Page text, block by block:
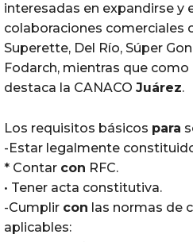
interesadas en expandirse y
colaboraciones comerciales
Superette, Del Río, Súper
Fodarch, mientras que
destaca la CANACO Juárez.
Los requisitos básicos para
-Estar legalmente
* ⁠Contar con RFC.
• Tener acta constitutiva.
-Cumplir con las normas de
aplicables: